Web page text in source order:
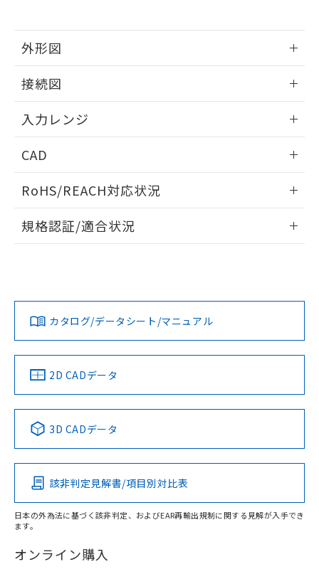
外形図
接続図
入力レンジ
CAD
ドすることができます。
ログイン/会員登録
ダウンロードデータをご利用いただく前に、以下を必ずお読
みください。
ソフトウェアの使用条件
RoHS/REACH対応状況
EU RoHS 注意事項・凡例
対応済み
中国 RoHS 注意事項・凡例
Pb Hg Cd Cr(VI)
O
在庫等で未対応品が混在する可能性があります。
規格認証/適合状況
LR型式承認
（イギリス
船舶規格）
DNV型式承認
（ノルウェー
BV型式承認
（フランス
KR型式
（韓国
Yes No No No
この製品の規格認証/適合状況ページへ
その他の認証はこちらのページからご検索ください
カタログ/データシート/マニュアル
2D CADデータ
3D CADデータ
該非判定見解書/項目別対比表
日本の外為法に基づく該非判定、およびEAR再輸出規制に関する見解が入手でき
ます。
オンライン購入